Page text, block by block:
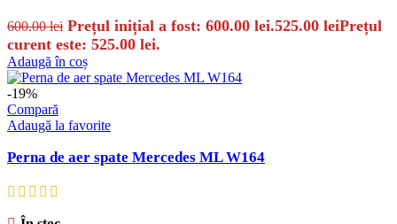
600.00lei Prețul inițial a fost: 600.00 lei.525.00 leiPrețul
curent este: 525.00 lei.
Adaugă în coș
-19%
Compară
Adaugă la favorite
Perna de aer spate Mercedes ML W164